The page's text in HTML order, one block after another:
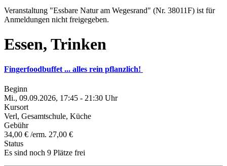
Veranstaltung "Essbare Natur am Wegesrand" (Nr. 38011F) ist für
Anmeldungen nicht freigegeben.
Essen, Trinken
Fingerfoodbuffet ... alles rein pflanzlich!
Beginn
Mi., 09.09.2026, 17:45 - 21:30 Uhr
Kursort
Verl, Gesamtschule, Küche
Gebühr
34,00 € /erm. 27,00 €
Status
Es sind noch 9 Plätze frei